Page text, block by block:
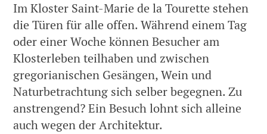
Im Kloster Saint-Marie de la Tourette stehen
die Türen für alle offen. Während einem Tag
oder einer Woche können Besucher am
Klosterleben teilhaben und zwischen
gregorianischen Gesängen, Wein und
Naturbetrachtung sich selber begegnen. Zu
anstrengend? Ein Besuch lohnt sich alleine
auch wegen der Architektur.